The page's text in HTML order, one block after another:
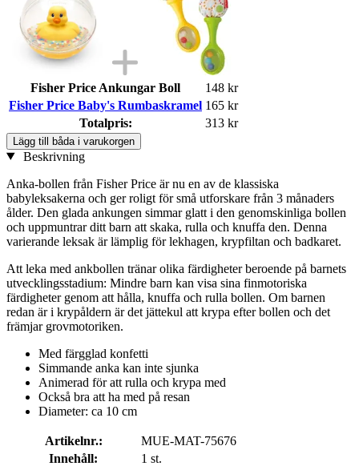
Fisher Price Ankungar Boll
148 kr
Fisher Price Baby's Rumbaskramel 165 kr
Totalpris:
313 kr
Lägg till båda i varukorgen
Beskrivning
Anka-bollen från Fisher Price är nu en av de klassiska
babyleksakerna och ger roligt för små utforskare från 3 månaders
ålder. Den glada ankungen simmar glatt i den genomskinliga bollen
och uppmuntrar ditt barn att skaka, rulla och knuffa den. Denna
varierande leksak är lämplig för lekhagen, krypfiltan och badkaret.
Att leka med ankbollen tränar olika färdigheter beroende på barnets
utvecklingsstadium: Mindre barn kan visa sina finmotoriska
färdigheter genom att hålla, knuffa och rulla bollen. Om barnen
redan är i krypåldern är det jättekul att krypa efter bollen och det
främjar grovmotoriken.
Med färgglad konfetti
Simmande anka kan inte sjunka
Animerad för att rulla och krypa med
Också bra att ha med på resan
Diameter: ca 10 cm
Artikelnr.:
MUE-MAT-75676
Innehåll:
1 st.